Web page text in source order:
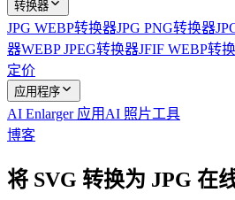
转换器
JPG WEBP转换器JPG PNG转换器
器WEBP JPEG转换器JFIF WEBP转
定价
应用程序
AI Enlarger 应用 AI 照片工具
博客
将 SVG 转换为 JPG 在